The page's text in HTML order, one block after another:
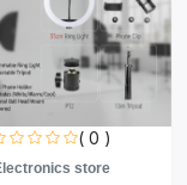
( 0 )
store